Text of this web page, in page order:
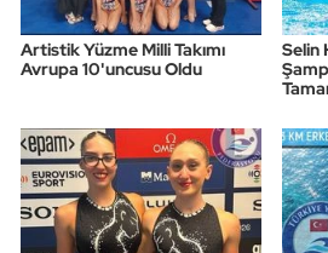
Artistik Yüzme Milli Takımı
Avrupa 10'uncusu Oldu
Selin